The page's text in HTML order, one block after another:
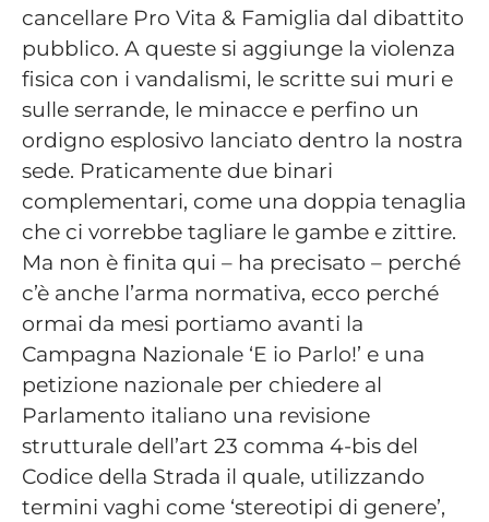
cancellare Pro Vita & Famiglia dal dibattito
pubblico. A queste si aggiunge la violenza
fisica con i vandalismi, le scritte sui muri e
sulle serrande, le minacce e perfino un
ordigno esplosivo lanciato dentro la nostra
sede. Praticamente due binari
complementari, come una doppia tenaglia
che ci vorrebbe tagliare le gambe e zittire.
Ma non è finita qui – ha precisato – perché
c’è anche l’arma normativa, ecco perché
ormai da mesi portiamo avanti la
Campagna Nazionale ‘E io Parlo!’ e una
petizione nazionale per chiedere al
Parlamento italiano una revisione
strutturale dell’art 23 comma 4-bis del
Codice della Strada il quale, utilizzando
termini vaghi come ‘stereotipi di genere’,